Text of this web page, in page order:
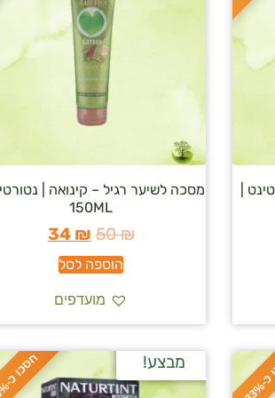
|
מסכה לשיער רגיל – קינואה |
150ML
50₪
34 ₪
הוספה לסל
מועדפים
ס
כ
ו
כ
-
3
3
ח
% מבצע!